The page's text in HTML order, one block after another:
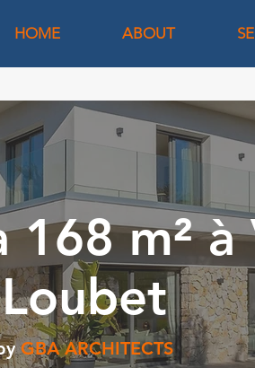
HOME ABOUT
m² à
Loubet
GBA ARCHITECTS